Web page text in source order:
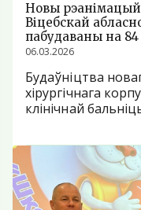
Новы
Віцебскай
пабудаваны на
06.03.2026
Будаўніцтва
хірургічнага
клінічнай